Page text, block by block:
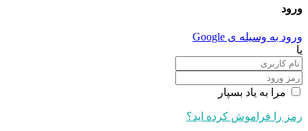
ورود
ورود به وسیله ی Google
یا
مرا به یاد بسپار
رمز را فراموش کرده اید؟